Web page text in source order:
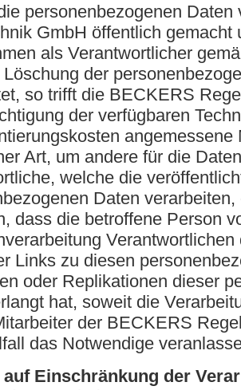
personenbezogenen
GmbH öffentlich gemacht
als Verantwortlicher
der
so trifft die BECKERS
der verfügbaren
angemessene
Art, um andere für die
welche die
Daten
dass die betroffene Person
Verantwortlichen
Links zu diesen
oder Replikationen dieser
hat, soweit die
der BECKERS
das Notwendige
auf Einschränkung der